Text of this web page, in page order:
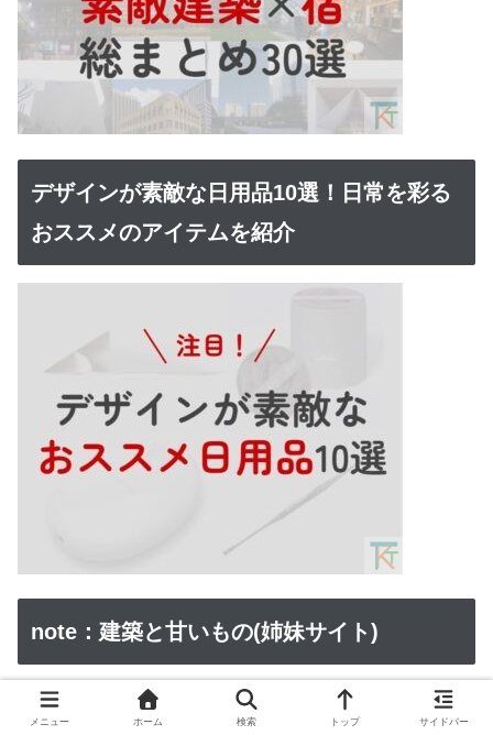
デザインが素敵な日用品10選！日常を彩る
おススメのアイテムを紹介
note：建築と甘いもの(姉妹サイト)
メニュー ホーム 検索 トップ サイドバー